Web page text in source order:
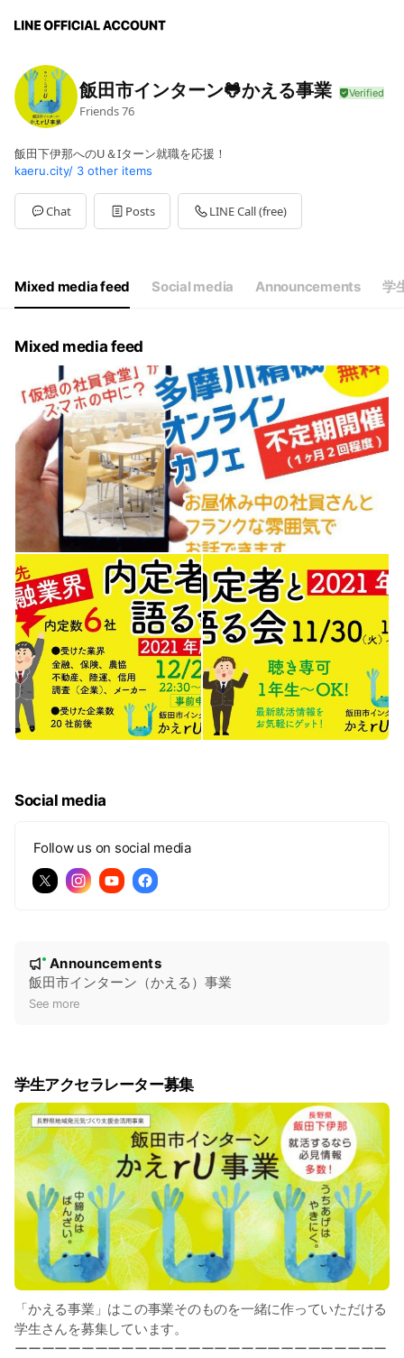
飯田市インターン🐸かえる事業
Friends76
飯田下伊那へのU＆Iターン就職を応援！
kaeru.city/ 3 other items
Chat Posts LINE Call (free)
Mixed media feed Social media Announcements 学
Mixed media feed
Social media
Follow us on social media
e
New
Announcements
飯田市インターン（かえる）事業
See more
学生アクセラレーター募集
「かえる事業」はこの事業そのものを一緒に作っていただける
学生さんを募集しています。
ーーーーーーーーーーーーーーーーーーーーーーーーーーーー